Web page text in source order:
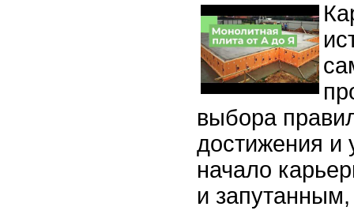
выбора
достижения и
начало
и